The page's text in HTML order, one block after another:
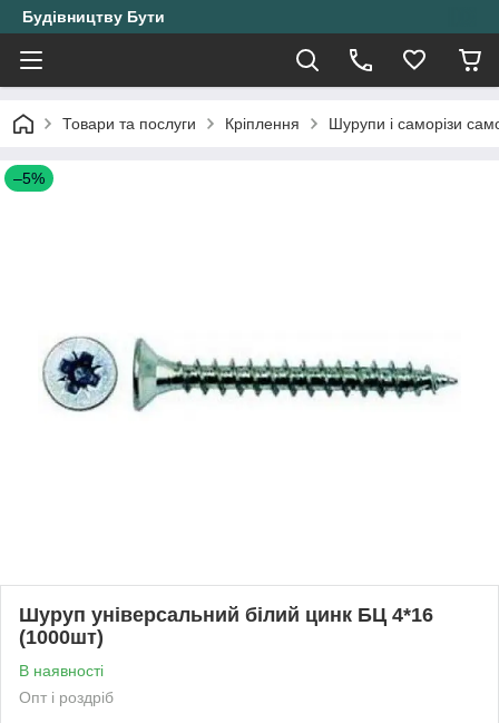
Будівництву Бути
Товари та послуги Кріплення Шурупи і саморізи
–5%
Шуруп універсальний білий цинк БЦ 4*16
(1000шт)
В наявності
Опт і роздріб